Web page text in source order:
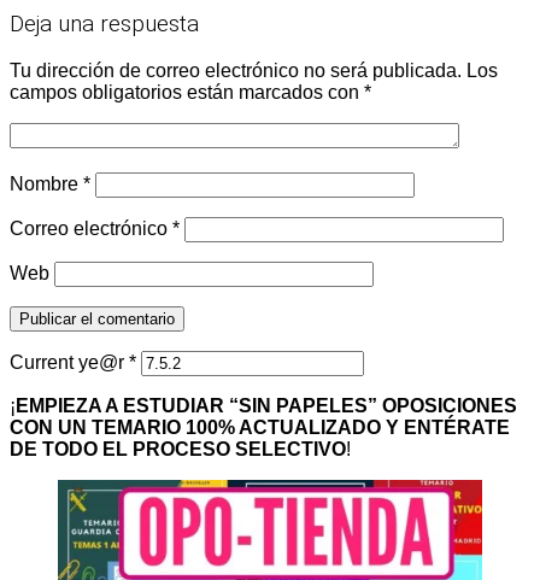
Deja una respuesta
Tu dirección de correo electrónico no será publicada. Los
campos obligatorios están marcados con *
Nombre *
Correo electrónico *
Web
Current ye@r *
¡ EMPIEZA A ESTUDIAR “SIN PAPELES” OPOSICIONES
CON UN TEMARIO 100% ACTUALIZADO Y ENTÉRATE
DE TODO EL PROCESO SELECTIVO!